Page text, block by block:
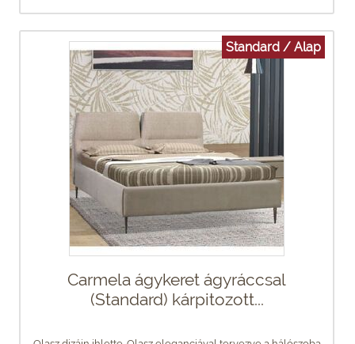
Standard / Alap
Carmela ágykeret ágyráccsal
(Standard) kárpitozott...